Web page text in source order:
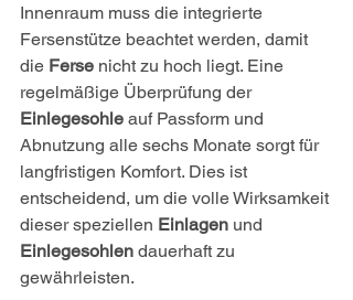
Innenraum muss die integrierte
Fersenstütze beachtet werden, damit
die Ferse nicht zu hoch liegt. Eine
regelmäßige Überprüfung der
Einlegesohle auf Passform und
Abnutzung alle sechs Monate sorgt für
langfristigen Komfort. Dies ist
entscheidend, um die volle Wirksamkeit
dieser speziellen Einlagen und
Einlegesohlen dauerhaft zu
gewährleisten.